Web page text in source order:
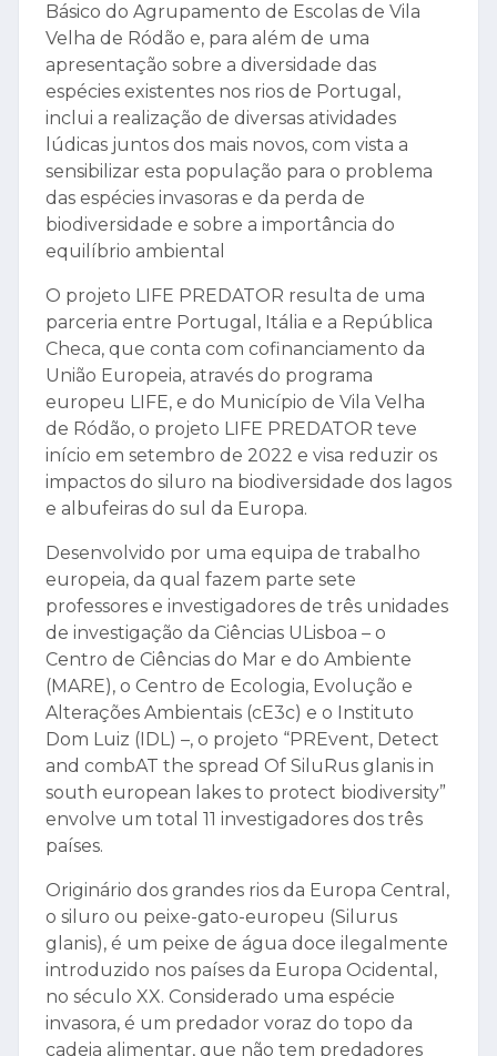
Básico do Agrupamento de Escolas de Vila
Velha de Ródão e, para além de uma
apresentação sobre a diversidade das
espécies existentes nos rios de Portugal,
inclui a realização de diversas atividades
lúdicas juntos dos mais novos, com vista a
sensibilizar esta população para o problema
das espécies invasoras e da perda de
biodiversidade e sobre a importância do
equilíbrio ambiental
O projeto LIFE PREDATOR resulta de uma
parceria entre Portugal, Itália e a República
Checa, que conta com cofinanciamento da
União Europeia, através do programa
europeu LIFE, e do Município de Vila Velha
de Ródão, o projeto LIFE PREDATOR teve
início em setembro de 2022 e visa reduzir os
impactos do siluro na biodiversidade dos lagos
e albufeiras do sul da Europa.
Desenvolvido por uma equipa de trabalho
europeia, da qual fazem parte sete
professores e investigadores de três unidades
de investigação da Ciências ULisboa – o
Centro de Ciências do Mar e do Ambiente
(MARE), o Centro de Ecologia, Evolução e
Alterações Ambientais (cE3c) e o Instituto
Dom Luiz (IDL) –, o projeto “PREvent, Detect
and combAT the spread Of SiluRus glanis in
south european lakes to protect biodiversity”
envolve um total 11 investigadores dos três
países.
Originário dos grandes rios da Europa Central,
o siluro ou peixe-gato-europeu (Silurus
glanis), é um peixe de água doce ilegalmente
introduzido nos países da Europa Ocidental,
no século XX. Considerado uma espécie
invasora, é um predador voraz do topo da
cadeia alimentar, que não tem predadores